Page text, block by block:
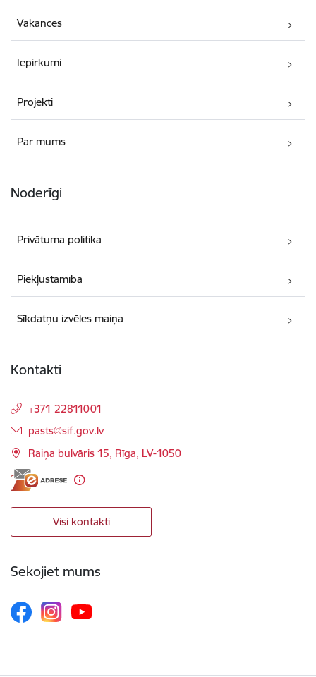
Vakances
Iepirkumi
Projekti
Par mums
Noderīgi
Privātuma politika
Piekļūstamība
Sīkdatņu izvēles maiņa
Kontakti
+371 22811001
E-pasts:
pasts@sif.gov.lv
Raiņa bulvāris 15, Rīga, LV-1050
Visi kontakti
Sekojiet mums